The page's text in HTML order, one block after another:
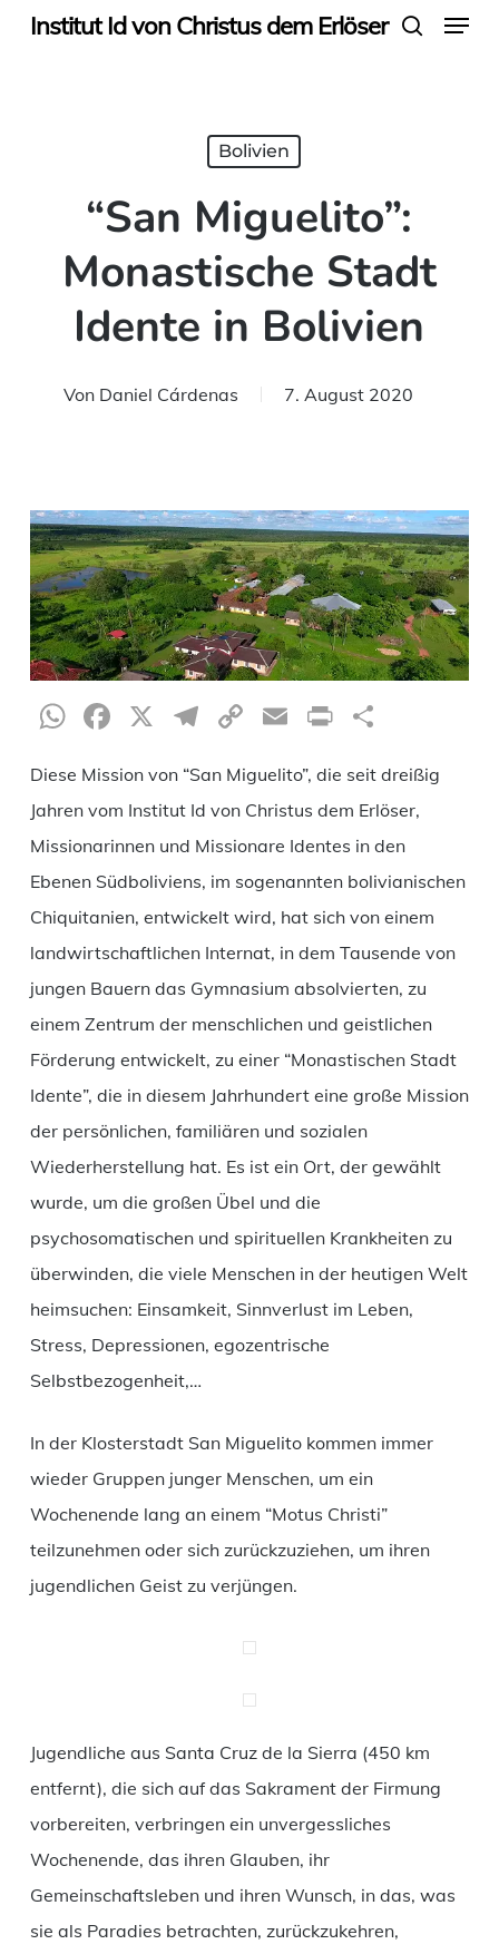
SkipInstitut Id von Christus dem Erlöser Menu
Bolivien
“San Miguelito”:
Monastische Stadt
Idente in Bolivien
Von Daniel Cárdenas 7. August 2020
WhatsApp
Facebook
X Telegram
CopyEmailPrint
Diese Mission von “San Miguelito”, die seit dreißig
Jahren vom Institut Id von Christus dem Erlöser,
Missionarinnen und Missionare Identes in den
Ebenen Südboliviens, im sogenannten bolivianischen
Chiquitanien, entwickelt wird, hat sich von einem
landwirtschaftlichen Internat, in dem Tausende von
jungen Bauern das Gymnasium absolvierten, zu
einem Zentrum der menschlichen und geistlichen
Förderung entwickelt, zu einer “Monastischen Stadt
Idente”, die in diesem Jahrhundert eine große Mission
der persönlichen, familiären und sozialen
Wiederherstellung hat. Es ist ein Ort, der gewählt
wurde, um die großen Übel und die
psychosomatischen und spirituellen Krankheiten zu
überwinden, die viele Menschen in der heutigen Welt
heimsuchen: Einsamkeit, Sinnverlust im Leben,
Stress, Depressionen, egozentrische
Selbstbezogenheit,…
In der Klosterstadt San Miguelito kommen immer
wieder Gruppen junger Menschen, um ein
Wochenende lang an einem “Motus Christi”
teilzunehmen oder sich zurückzuziehen, um ihren
jugendlichen Geist zu verjüngen.
Jugendliche aus Santa Cruz de la Sierra (450 km
entfernt), die sich auf das Sakrament der Firmung
vorbereiten, verbringen ein unvergessliches
Wochenende, das ihren Glauben, ihr
Gemeinschaftsleben und ihren Wunsch, in das, was
sie als Paradies betrachten, zurückzukehren,